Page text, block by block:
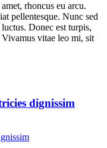
rhoncus eu arcu.
pellentesque. Nunc sed
Donec est turpis,
vitae leo mi, sit
dignissim